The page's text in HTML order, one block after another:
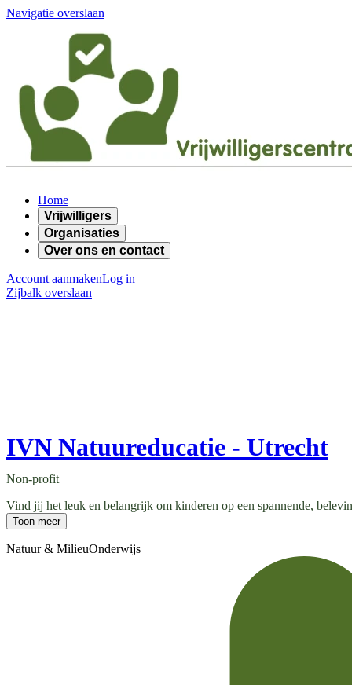
Navigatie overslaan
Home
Vrijwilligers
Organisaties
Over ons en contact
Account aanmakenLog in
Zijbalk overslaan
IVN Natuureducatie - Utrecht
Non-profit
Vind jij het leuk en belangrijk om kinderen op een spannende,
Toon meer
Natuur & MilieuOnderwijs